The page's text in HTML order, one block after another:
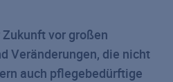
vor großen
Veränderungen, die nicht
auch pflegebedürftige